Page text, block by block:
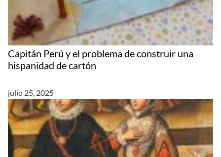
Capitán Perú y el problema de construir una
hispanidad de cartón
julio 25, 2025